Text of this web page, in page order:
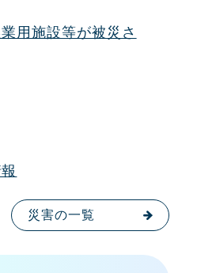
用施設等が被災さ
災害の一覧